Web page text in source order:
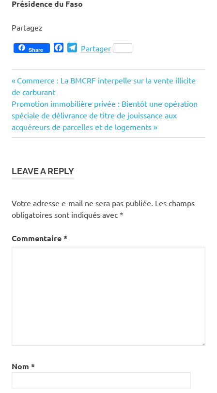
Présidence du Faso
Partagez
Share FacebookTelegram
Partager
Navigation
de
l’article
Previous
Post:
Commerce : La BMCRF interpelle sur la vente illicite
de carburant
Next
Post:
Promotion immobilière privée : Bientôt une opération
spéciale de délivrance de titre de jouissance aux
acquéreurs de parcelles et de logements
LEAVE A REPLY
Votre adresse e-mail ne sera pas publiée. Les champs
obligatoires sont indiqués avec *
Commentaire*
Nom *